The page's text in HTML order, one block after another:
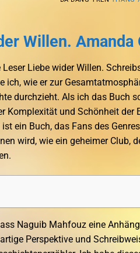
Willen. Amanda
Leser Liebe wider Willen.
ich, wie er zur
durchzieht. Als ich das Buch
Komplexität und Schönheit
ein Buch, das Fans des
wird, wie ein geheimer Club,
Naguib Mahfouz eine
Perspektive und